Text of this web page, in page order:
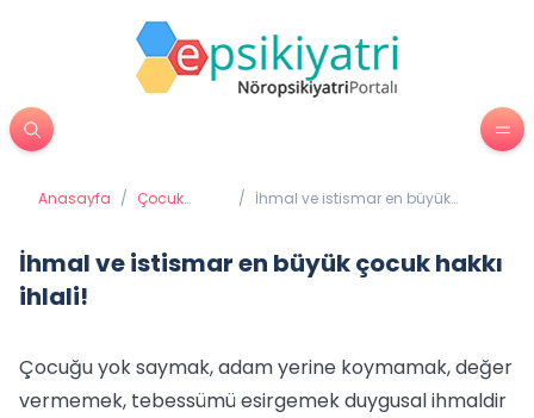
Anasayfa / Çocuk
/ İhmal ve istismar en büyük
İhmal ve istismar en büyük çocuk hakkı
ihlali!
Çocuğu yok saymak, adam yerine koymamak, değer
vermemek, tebessümü esirgemek duygusal ihmaldir